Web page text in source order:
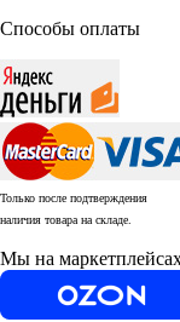
Способы оплаты
Только после подтверждения
наличия товара на складе.
Мы на